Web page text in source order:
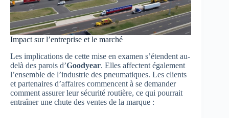
Impact sur l’entreprise et le marché
Les implications de cette mise en examen s’étendent au-
delà des parois d’Goodyear. Elles affectent également
l’ensemble de l’industrie des pneumatiques. Les clients
et partenaires d’affaires commencent à se demander
comment assurer leur sécurité routière, ce qui pourrait
entraîner une chute des ventes de la marque :